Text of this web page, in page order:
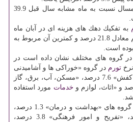
این شاخص در آبان ماه امسال نسبت به ماه مشابه سال قبل 39.9
به تفكیك دهك های هزینه ای در آبان ماه
امسال مربوط به دهك دهم معادل 21.8 درصد و كمترین آن مربوط به
در گروه های مختلف نشان داده است در
تورم در گروه «خوراكی ها و آشامیدنی
ها» 4.4 درصد، «پوشاك و كفش» 7.6 درصد، «مسكن، آب، برق، گاز
خدمات مورد استفاده
همچنین این شاخص برای گروه های «بهداشت و درمان» 1.3 درصد،
«حمل و نقل» 0.2 درصد، «تفریح و امور فرهنگی» 3.8 درصد،